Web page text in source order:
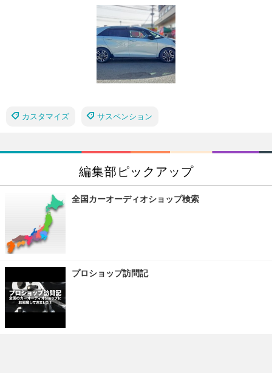
カスタマイズ サスペンション
編集部ピックアップ
全国カーオーディオショップ検索
プロショップ訪問記